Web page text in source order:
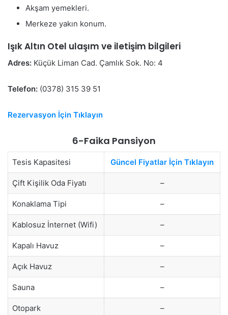
Akşam yemekleri.
Merkeze yakın konum.
Işık Altın Otel ulaşım ve iletişim bilgileri
Adres: Küçük Liman Cad. Çamlık Sok. No: 4
Telefon: (0378) 315 39 51
Rezervasyon İçin Tıklayın
6-Faika Pansiyon
Tesis Kapasitesi Güncel Fiyatlar İçin Tıklayın
Çift Kişilik Oda Fiyatı –
Konaklama Tipi –
Kablosuz İnternet (Wifi) –
Kapalı Havuz –
Açık Havuz –
Sauna –
Otopark –